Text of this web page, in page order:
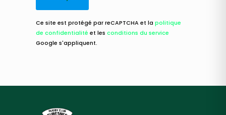
Ce site est protégé par reCAPTCHA et lapolitique
de confidentialité et lesconditions du service
Google s'appliquent.